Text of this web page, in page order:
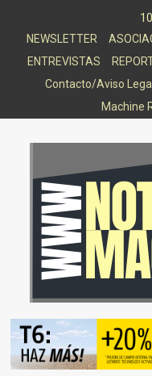
NEWSLETTER
ENTREVISTAS
Contacto/Aviso Legal
Machine